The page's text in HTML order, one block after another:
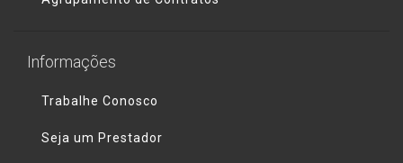
Informações
Trabalhe Conosco
Seja um Prestador